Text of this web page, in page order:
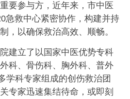
要参与方，近年来，市中医
急救中心紧密协作，构建并持
，以确保救治高效、顺畅。
建立了以国家中医优势专科
科、骨伤科、胸外科、普外
学科专家组成的创伤救治团
专家迅速集结待命，或即刻